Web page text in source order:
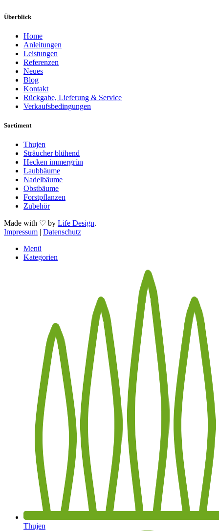
Überblick
Home
Anleitungen
Leistungen
Referenzen
Neues
Blog
Kontakt
Rückgabe, Lieferung & Service
Verkaufsbedingungen
Sortiment
Thujen
Sträucher blühend
Hecken immergrün
Laubbäume
Nadelbäume
Obstbäume
Forstpflanzen
Zubehör
Made with ♡ by Life Design.
Impressum | Datenschutz
Menü
Kategorien
Thujen